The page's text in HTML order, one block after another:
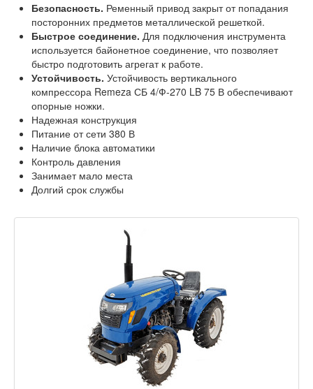
Безопасность. Ременный привод закрыт от попадания
посторонних предметов металлической решеткой.
Быстрое соединение. Для подключения инструмента
используется байонетное соединение, что позволяет
быстро подготовить агрегат к работе.
Устойчивость. Устойчивость вертикального
компрессора Remeza СБ 4/Ф-270 LB 75 В обеспечивают
опорные ножки.
Надежная конструкция
Питание от сети 380 В
Наличие блока автоматики
Контроль давления
Занимает мало места
Долгий срок службы